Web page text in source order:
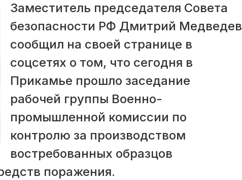
Заместитель председателя Совета
безопасности РФ Дмитрий Медведев
сообщил на своей странице в
соцсетях о том, что сегодня в
Прикамье прошло заседание
рабочей группы Военно-
промышленной комиссии по
контролю за производством
востребованных образцов
поражения.